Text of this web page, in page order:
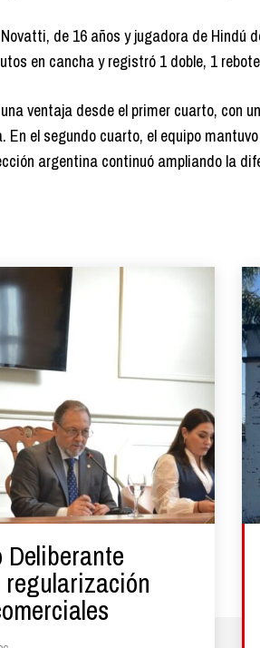
de 16 años y jugadora de Hindú
en cancha y registró 1 doble, 1
ventaja desde el primer cuarto, con
el segundo cuarto, el equipo
argentina continuó ampliando la
Deliberante